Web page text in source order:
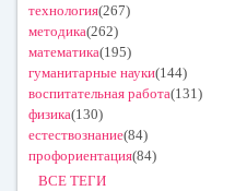
технология(267)
методика(262)
математика(195)
гуманитарные науки(144)
воспитательная работа(131)
физика(130)
естествознание(84)
профориентация(84)
ВСЕ ТЕГИ